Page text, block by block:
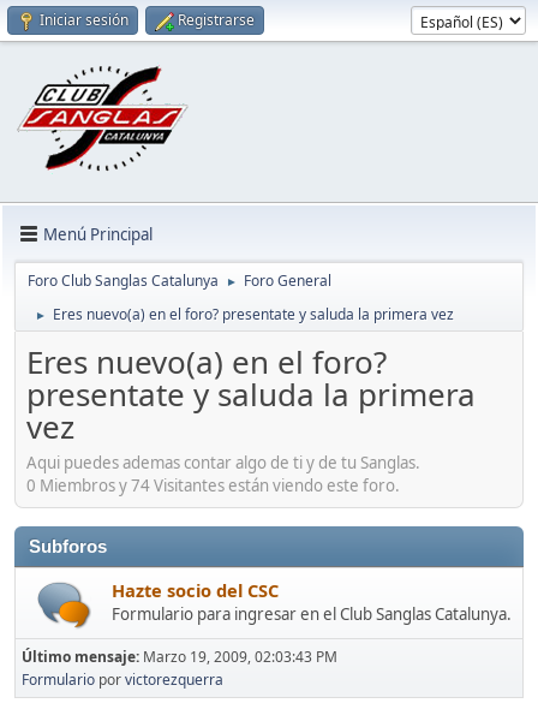
Iniciar sesión Registrarse
Menú Principal
Foro Club Sanglas Catalunya ► Foro General
► Eres nuevo(a) en el foro? presentate y saluda la primera vez
Eres nuevo(a) en el foro?
presentate y saluda la primera
vez
Aqui puedes ademas contar algo de ti y de tu Sanglas.
0 Miembros y 74 Visitantes están viendo este foro.
Subforos
Hazte socio del CSC
Formulario para ingresar en el Club Sanglas Catalunya.
Último mensaje: Marzo 19, 2009, 02:03:43 PM
Formulario porvictorezquerra